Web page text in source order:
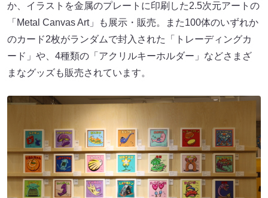
か、イラストを金属のプレートに印刷した2.5次元アートの
「Metal Canvas Art」も展示・販売。また100体のいずれか
のカード2枚がランダムで封入された「トレーディングカ
ード」や、4種類の「アクリルキーホルダー」などさまざ
まなグッズも販売されています。